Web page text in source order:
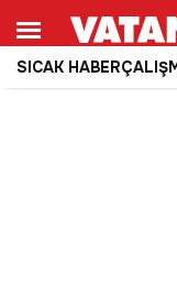
SICAK HABER